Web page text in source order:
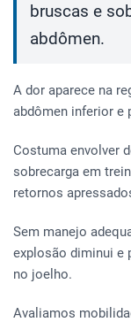
bruscas e
abdômen.
A dor aparece na
abdômen inferior e
Costuma envolver
sobrecarga em
retornos
Sem manejo
explosão diminui e
no joelho.
Avaliamos